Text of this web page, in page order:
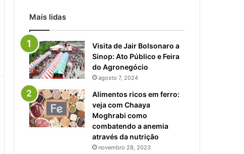
Mais lidas
Visita de Jair Bolsonaro a
Sinop: Ato Público e Feira
do Agronegócio
agosto 7, 2024
Alimentos ricos em ferro:
veja com Chaaya
Moghrabi como
combatendo a anemia
através da nutrição
novembro 28, 2023